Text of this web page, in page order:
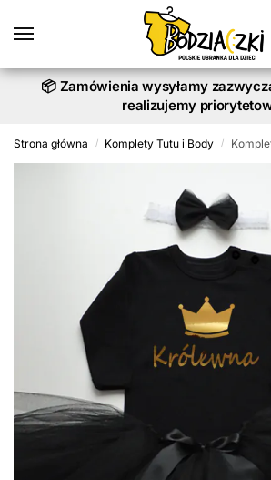
📦 Zamówienia wysyłamy
realizujemy
Strona główna / Komplety Tutu i Body / Komplet